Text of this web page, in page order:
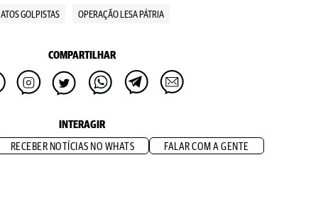
ATOS GOLPISTAS OPERAÇÃO LESA PÁTRIA
COMPARTILHAR
INTERAGIR
RECEBER NOTÍCIAS NO WHATS FALAR COM A GENTE